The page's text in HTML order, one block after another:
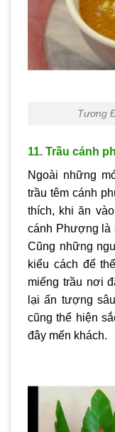
Tương
11. Trầu cánh
Ngoài những
trầu têm cánh
thích, khi ăn
cánh Phượng là
Cũng những
kiểu cách để
miếng trầu nơi
lại ấn tượng
cũng thể hiện
đây mến khách.